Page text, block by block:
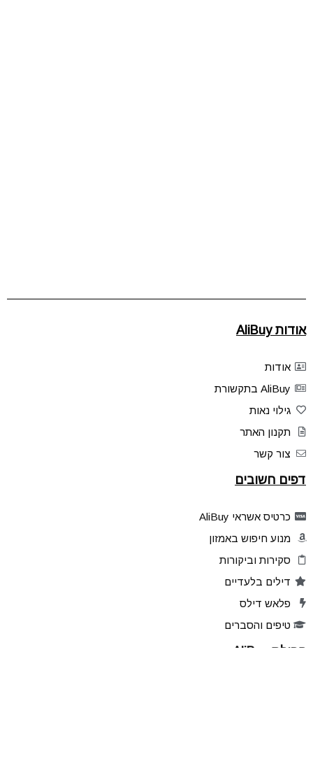
אודות AliBuy
אודות
AliBuy בתקשורת
גילוי נאות
תקנון האתר
צור קשר
דפים חשובים
כרטיס אשראי AliBuy
מנוע חיפוש באמזון
סקירות וביקורות
דילים בלעדיים
פלאש דילס
טיפים והסברים
קהילת AliBuy